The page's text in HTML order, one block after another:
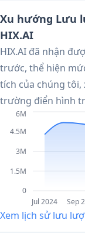
Xu hướng Lưu
HIX.AI
HIX.AI đã nhận
trước, thể hiện
tích của chúng
trường điển hình
Jul 2024 Sep
0
1.5M
3M
4.5M
6M
Xem lịch sử lưu